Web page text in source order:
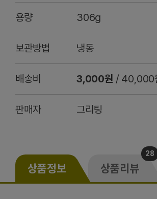
용량 306g
보관방법 냉동
배송비 3,000원 / 40,000
판매자 그리팅
상품정보 상품리뷰
28